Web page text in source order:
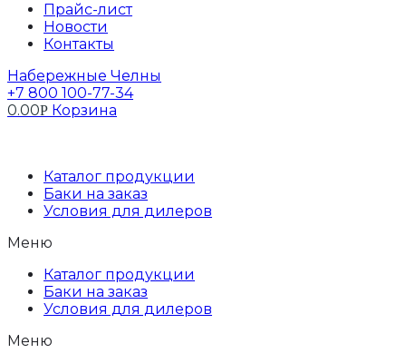
Прайс-лист
Новости
Контакты
Набережные Челны
+7 800 100-77-34
0.00Р Корзина
Каталог продукции
Баки на заказ
Условия для дилеров
Меню
Каталог продукции
Баки на заказ
Условия для дилеров
Меню